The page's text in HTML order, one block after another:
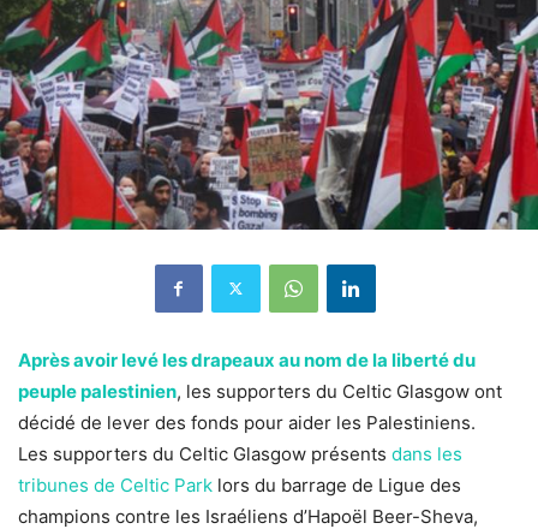
Après avoir levé les drapeaux au nom de la liberté du
peuple palestinien, les supporters du Celtic Glasgow ont
décidé de lever des fonds pour aider les Palestiniens.
Les supporters du Celtic Glasgow présents dans les
tribunes de Celtic Park lors du barrage de Ligue des
champions contre les Israéliens d’Hapoël Beer-Sheva,